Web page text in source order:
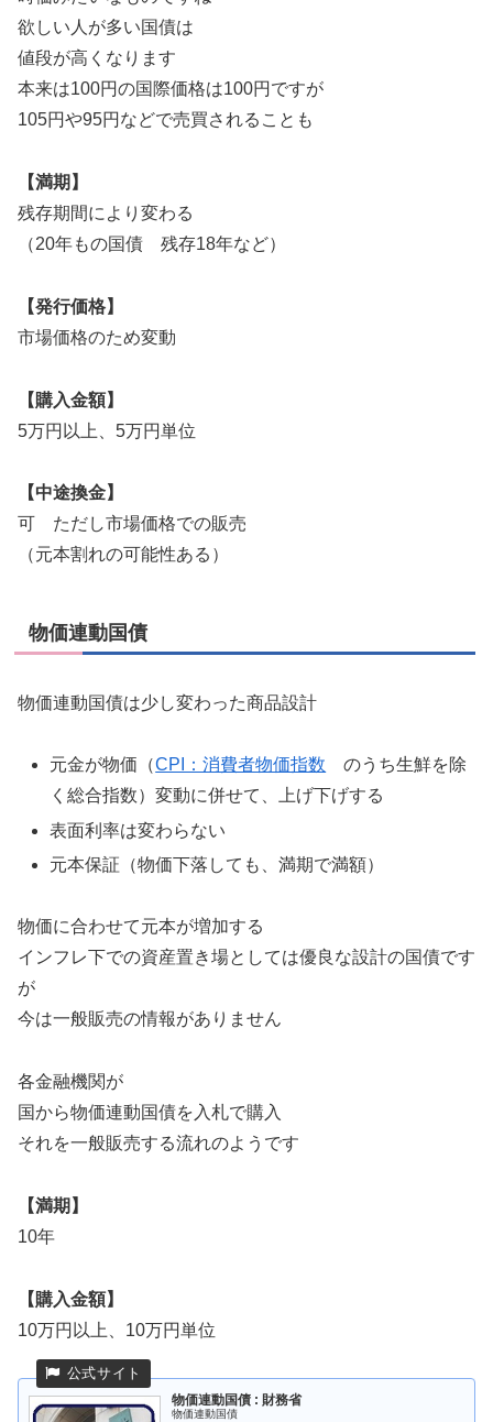
欲しい人が多い国債は
値段が高くなります
本来は100円の国際価格は100円ですが
105円や95円などで売買されることも
【満期】
残存期間により変わる
（20年もの国債 残存18年など）
【発行価格】
市場価格のため変動
【購入金額】
5万円以上、5万円単位
【中途換金】
可 ただし市場価格での販売
（元本割れの可能性ある）
物価連動国債
物価連動国債は少し変わった商品設計
元金が物価（CPI：消費者物価指数 のうち生鮮を除
く総合指数）変動に併せて、上げ下げする
表面利率は変わらない
元本保証（物価下落しても、満期で満額）
物価に合わせて元本が増加する
インフレ下での資産置き場としては優良な設計の国債です
が
今は一般販売の情報がありません
各金融機関が
国から物価連動国債を入札で購入
それを一般販売する流れのようです
【満期】
10年
【購入金額】
10万円以上、10万円単位
物価連動国債 : 財務省
物価連動国債